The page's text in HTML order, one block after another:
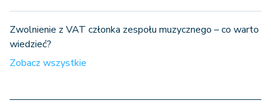
Zwolnienie z VAT członka zespołu muzycznego – co warto
wiedzieć?
Zobacz wszystkie